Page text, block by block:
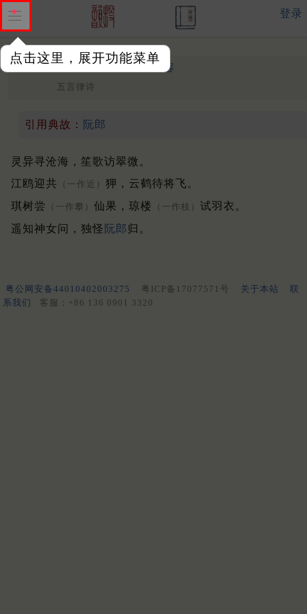
点击这里，展开功能菜单
登录
送苏倩游天台 唐 ·张子容
五言律诗
引用典故： 阮郎
灵异寻沧海，笙歌访翠微。
江鸥迎共
（一作近） 狎，云鹤待将飞。
琪树尝
（一作攀） 仙果，琼楼 （一作枝） 试羽衣。
遥知神女问，独怪 阮郎 归。
粤公网安备44010402003275 粤ICP备17077571号 关于本站
联
系我们
客服：+86 136 0901 3320